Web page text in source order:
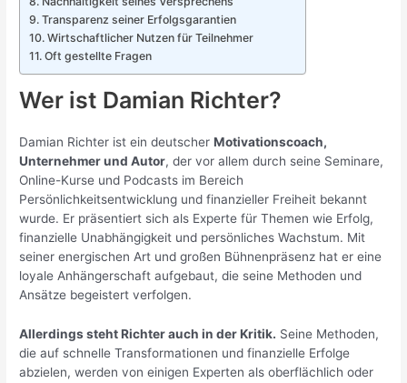
Transparenz seiner Erfolgsgarantien
Wirtschaftlicher Nutzen für Teilnehmer
Oft gestellte Fragen
Wer ist Damian Richter?
Damian Richter ist ein deutscherMotivationscoach,
Unternehmer und Autor, der vor allem durch seine Seminare,
Online-Kurse und Podcasts im Bereich
Persönlichkeitsentwicklung und finanzieller Freiheit bekannt
wurde. Er präsentiert sich als Experte für Themen wie Erfolg,
finanzielle Unabhängigkeit und persönliches Wachstum. Mit
seiner energischen Art und großen Bühnenpräsenz hat er eine
loyale Anhängerschaft aufgebaut, die seine Methoden und
Ansätze begeistert verfolgen.
Allerdings steht Richter auch in der Kritik. Seine Methoden,
die auf schnelle Transformationen und finanzielle Erfolge
abzielen, werden von einigen Experten als oberflächlich oder